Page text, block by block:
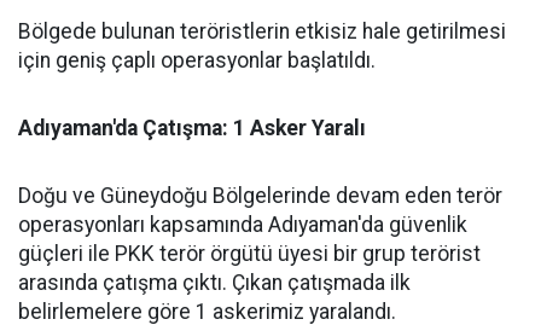
Bölgede bulunan teröristlerin etkisiz hale getirilmesi
için geniş çaplı operasyonlar başlatıldı.
Adıyaman'da Çatışma: 1 Asker Yaralı
Doğu ve Güneydoğu Bölgelerinde devam eden terör
operasyonları kapsamında Adıyaman'da güvenlik
güçleri ile PKK terör örgütü üyesi bir grup terörist
arasında çatışma çıktı. Çıkan çatışmada ilk
belirlemelere göre 1 askerimiz yaralandı.